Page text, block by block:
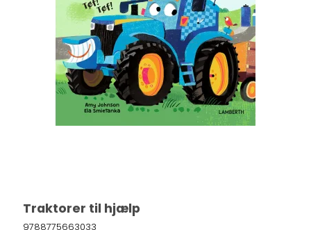
Traktorer til hjælp
9788775663033